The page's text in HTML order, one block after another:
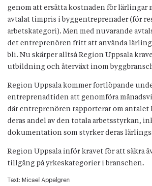
genom att ersätta kostnaden för lärlingar
avtalat timpris i byggentreprenader (för
arbetskategori). Men med nuvarande
det entreprenören fritt att använda
bli. Nu skärper alltså Region Uppsala
utbildning och återväxt inom
Region Uppsala kommer fortlöpande
entreprenadtiden att genomföra
där entreprenören rapporterar om antalet
deras andel av den totala arbetsstyrkan,
dokumentation som styrker deras
Region Uppsala inför kravet för att säkra
tillgång på yrkeskategorier i branschen.
Text: Micael Appelgren